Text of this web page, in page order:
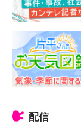
配信